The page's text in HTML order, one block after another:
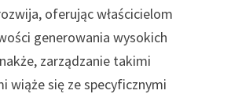
oferując właścicielom
generowania wysokich
zarządzanie takimi
wiąże się ze specyficznymi